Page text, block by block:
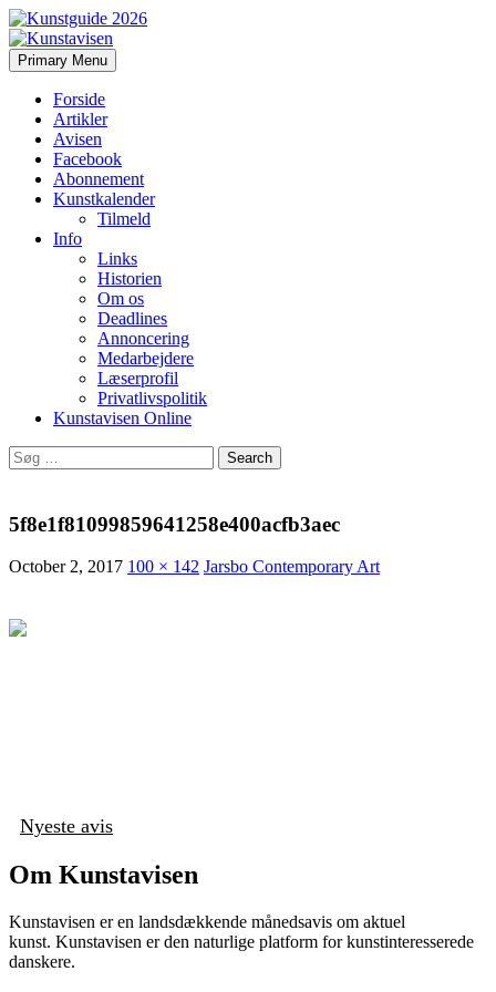
Kunstavisen
Search
Primary Menu Skip
to
Forside
Artikler
Avisen
Facebook
Abonnement
Kunstkalender
Tilmeld
Info
Links
Historien
Om os
Deadlines
Annoncering
Medarbejdere
Læserprofil
Privatlivspolitik
Kunstavisen Online
Search
for:
5f8e1f81099859641258e400acfb3aec
October 2, 2017 100 × 142 Jarsbo Contemporary Art
Nyeste avis
Om Kunstavisen
Kunstavisen er en landsdækkende månedsavis om aktuel
kunst. Kunstavisen er den naturlige platform for kunstinteresserede
danskere.